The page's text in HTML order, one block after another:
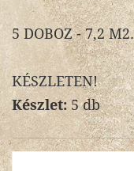
5 DOBOZ - 7,2
KÉSZLETEN!
Készlet: 5 db